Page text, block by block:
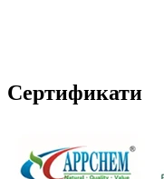
Сертификати